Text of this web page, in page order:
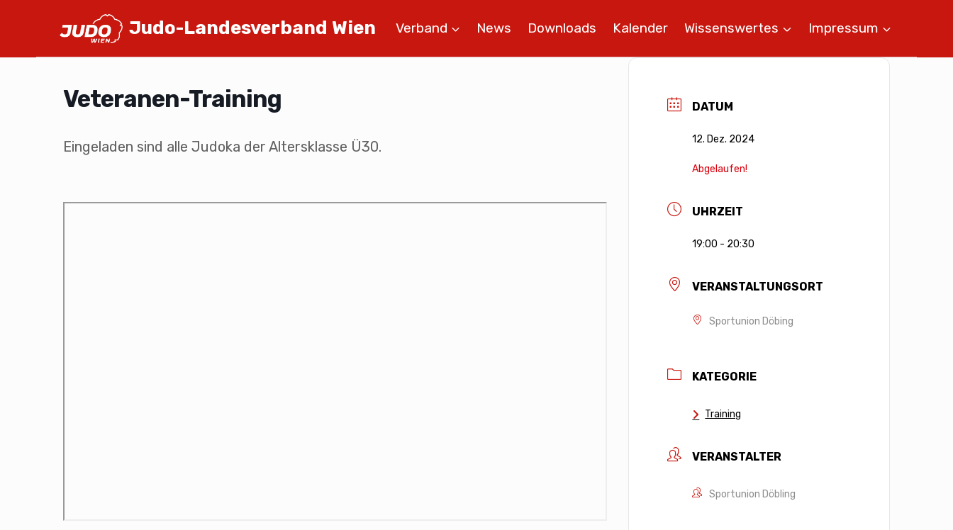
Judo-Landesverband Wien Verband News Downloads Kalender Wissenswertes Impressum
Veteranen-Training
Eingeladen sind alle Judoka der Altersklasse Ü30.
DATUM
12. Dez. 2024
Abgelaufen!
UHRZEIT
19:00 - 20:30
VERANSTALTUNGSORT
Sportunion Döbing
KATEGORIE
Training
VERANSTALTER
Sportunion Döbling